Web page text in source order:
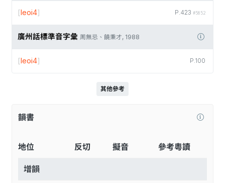
P.423 #5852
[leoi4]
廣州話標準音字彙 周無忌、饒秉才, 1988
P.100
[leoi4]
其他參考
韻書
地位 反切 擬音 參考粵讀
增韻